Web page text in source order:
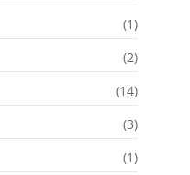
(1)
(2)
(14)
(3)
(1)